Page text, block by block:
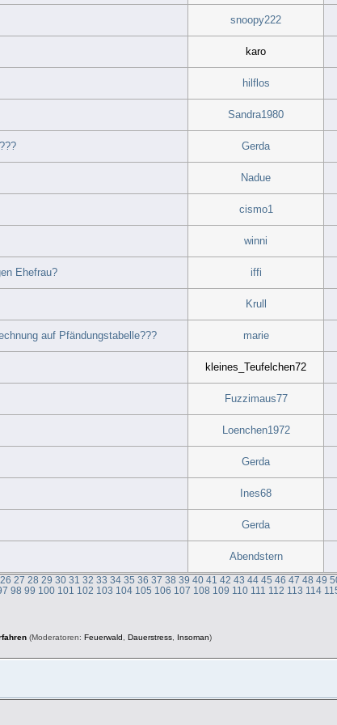
snoopy222
karo
hilflos
Sandra1980
Gerda
Nadue
cismo1
winni
Ehefrau? iffi
Krull
auf Pfändungstabelle??? marie
kleines_Teufelchen72
Fuzzimaus77
Loenchen1972
Gerda
Ines68
Gerda
Abendstern
26 27 28 29 30 31 32 33 34 35 36 37 38 39 40 41 42 43 44 45 46 47 48 49
98 99 100 101 102 103 104 105 106 107 108 109 110 111 112 113 114
(Moderatoren: Feuerwald Dauerstress, Insoman)